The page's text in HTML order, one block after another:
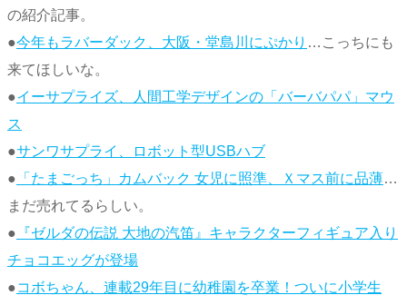
の紹介記事。
●今年もラバーダック、大阪・堂島川にぷかり …こっちにも
来てほしいな。
●イーサプライズ、人間工学デザインの「バーバパパ」マウ
ス
●サンワサプライ、ロボット型USBハブ
● 「たまごっち」カムバック 女児に照準、Ｘマス前に品薄…
まだ売れてるらしい。
● 『ゼルダの伝説 大地の汽笛』キャラクターフィギュア入り
チョコエッグが登場
●コボちゃん、連載29年目に幼稚園を卒業！ついに小学生